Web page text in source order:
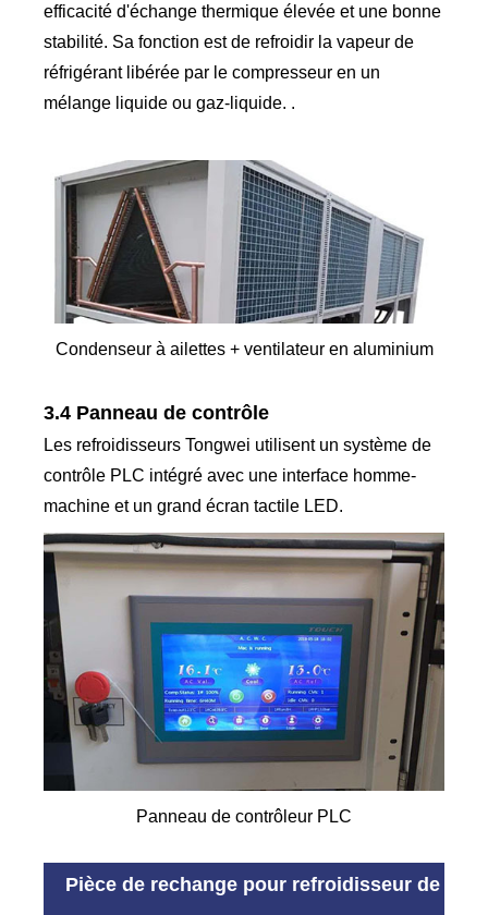
efficacité d'échange thermique élevée et une bonne
stabilité. Sa fonction est de refroidir la vapeur de
réfrigérant libérée par le compresseur en un
mélange liquide ou gaz-liquide. .
Condenseur à ailettes + ventilateur en aluminium
3.4 Panneau de contrôle
Les refroidisseurs Tongwei utilisent un système de
contrôle PLC intégré avec une interface homme-
machine et un grand écran tactile LED.
Panneau de contrôleur PLC
Pièce de rechange pour refroidisseur de